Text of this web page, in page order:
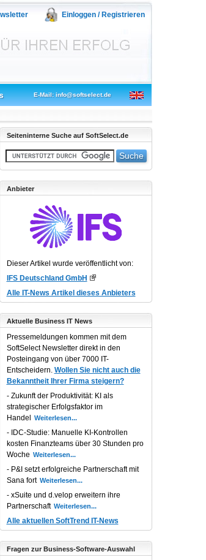
Einloggen / Registrieren
E-Mail: info@softselect.de
Seiteninterne Suche auf SoftSelect.de
Anbieter
Dieser Artikel wurde veröffentlicht von:
IFS Deutschland GmbH
Alle IT-News Artikel dieses Anbieters
Aktuelle Business IT News
Pressemeldungen kommen mit dem
SoftSelect Newsletter direkt in den
Posteingang von über 7000 IT-
Entscheidern. Wollen Sie nicht auch die
Bekanntheit Ihrer Firma steigern?
Zukunft der Produktivität: KI als
strategischer Erfolgsfaktor im
Handel
IDC-Studie: Manuelle KI-Kontrollen
kosten Finanzteams über 30 Stunden pro
Woche
P&I setzt erfolgreiche Partnerschaft mit
Sana fort
xSuite und d.velop erweitern ihre
Partnerschaft
Alle aktuellen SoftTrend IT-News
Fragen zur Business-Software-Auswahl